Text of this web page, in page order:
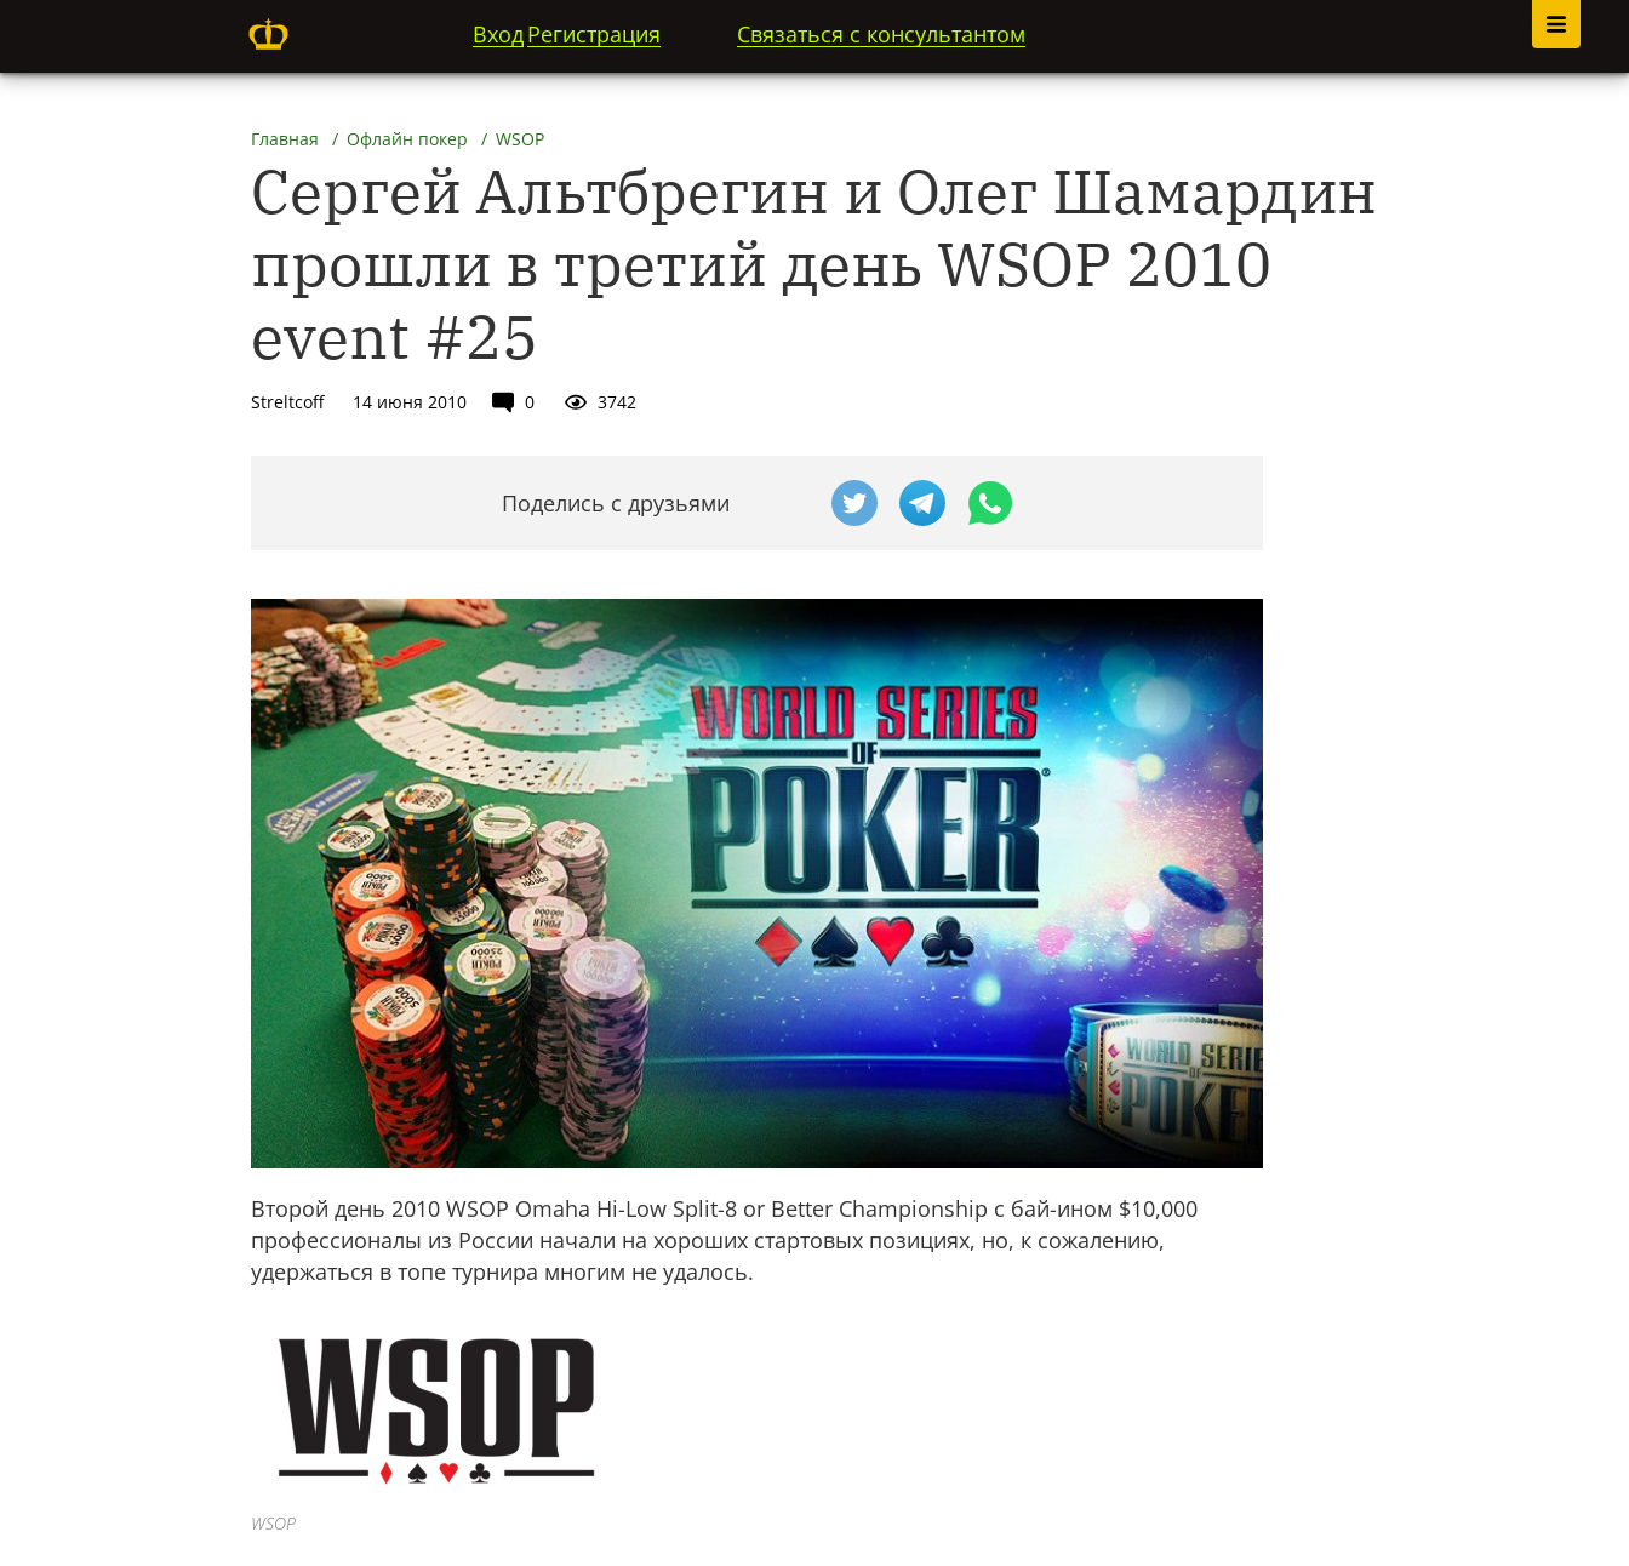
ВходРегистрация Связаться с консультантом
Главная Офлайн покер WSOP
Сергей Альтбрегин и Олег Шамардин
прошли в третий день WSOP 2010
event #25
Streltcoff 14 июня 2010 0 3742
Поделись с друзьями
Второй день 2010 WSOP Omaha Hi-Low Split-8 or Better Championship с бай-ином $10,000
профессионалы из России начали на хороших стартовых позициях, но, к сожалению,
удержаться в топе турнира многим не удалось.
WSOP